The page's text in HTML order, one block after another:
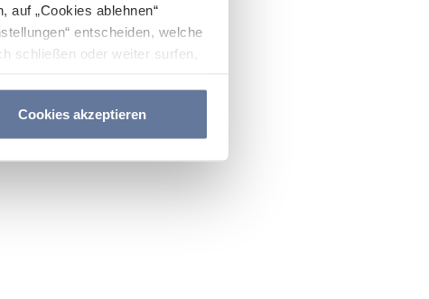
auf „Cookies ablehnen“
entscheiden, welche
schließen oder weiter surfen,
Cookies akzeptieren